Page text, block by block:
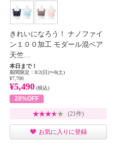
きれいになろう！ ナノファイ
ン１００加工 モダール混ベア
天竺…
本日まで！
期間限定：8/2(日)〜8(土)
¥7,700
¥5,490 (税込)
28%OFF
(21件)
お気に入りに登録